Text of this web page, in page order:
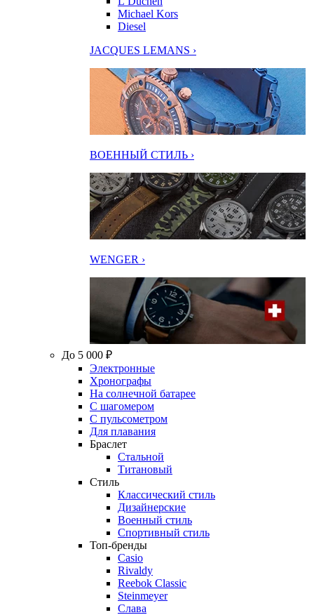
Michael Kors
Diesel
JACQUES LEMANS ›
ВОЕННЫЙ СТИЛЬ ›
WENGER ›
До 5 000 ₽
Электронные
Хронографы
На солнечной батарее
С шагомером
С пульсометром
Для плавания
Браслет
Стальной
Титановый
Стиль
Классический стиль
Дизайнерские
Военный стиль
Спортивный стиль
Топ-бренды
Casio
Rivaldy
Reebok Classic
Steinmeyer
Слава